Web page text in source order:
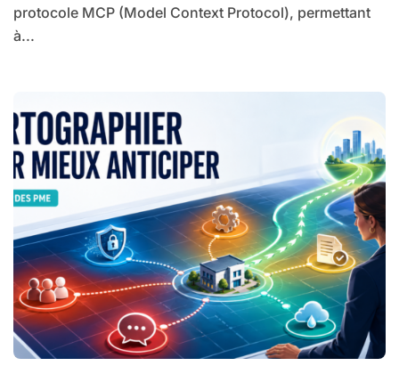
protocole MCP (Model Context Protocol), permettant
à...